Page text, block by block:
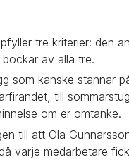
tre kriterier: den
av alla tre.
som kanske stannar
till
om er omtanke.
till att Ola
varje medarbetare